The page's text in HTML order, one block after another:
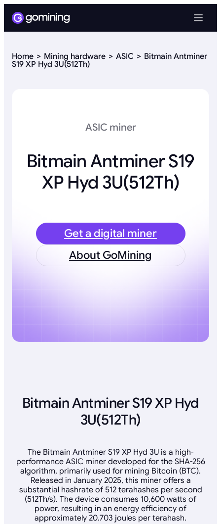
Home Mining hardware ASIC
Bitmain Antminer
S19 XP Hyd 3U(512Th)
ASIC miner
Bitmain Antminer S19
XP Hyd 3U(512Th)
Get a digital miner
About GoMining
Bitmain Antminer S19 XP Hyd
3U(512Th)
The Bitmain Antminer S19 XP Hyd 3U is a high-
performance ASIC miner developed for the SHA-256
algorithm, primarily used for mining Bitcoin (BTC).
Released in January 2025, this miner offers a
substantial hashrate of 512 terahashes per second
(512Th/s). The device consumes 10,600 watts of
power, resulting in an energy efficiency of
approximately 20.703 joules per terahash.